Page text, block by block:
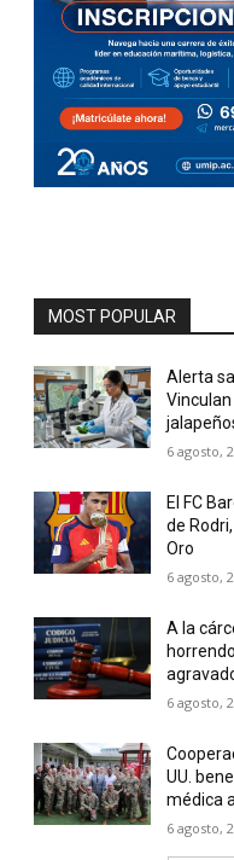
MOST POPULAR
Alerta
6 agosto,
El FC
de
Oro
6 agosto,
A la
6 agosto,
UU.
médica
6 agosto,